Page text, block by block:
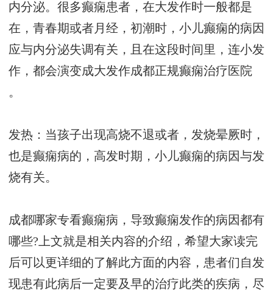
内分泌。很多癫痫患者，在大发作时一般都是
在，青春期或者月经，初潮时，小儿癫痫的病因
应与内分泌失调有关，且在这段时间里，连小发
作，都会演变成大发作成都正规癫痫治疗医院
。
发热：当孩子出现高烧不退或者，发烧晕厥时，
也是癫痫病的，高发时期，小儿癫痫的病因与发
烧有关。
成都哪家专看癫痫病，导致癫痫发作的病因都有
哪些?上文就是相关内容的介绍，希望大家读完
后可以更详细的了解此方面的内容，患者们自发
现患有此病后一定要及早的治疗此类的疾病，尽